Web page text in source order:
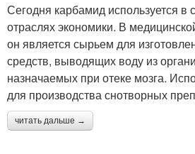
Сегодня карбамид используется в
отраслях экономики. В
он является сырьем для
средств, выводящих воду из
назначаемых при отеке мозга.
для производства снотворных
читать дальше →